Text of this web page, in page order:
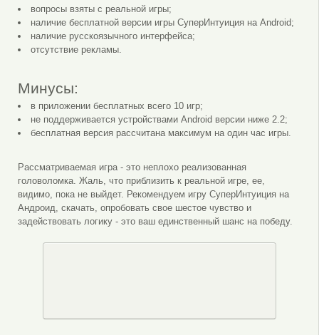
вопросы взяты с реальной игры;
наличие бесплатной версии игры СуперИнтуиция на Android;
наличие русскоязычного интерфейса;
отсутствие рекламы.
Минусы:
в приложении бесплатных всего 10 игр;
не поддерживается устройствами Android версии ниже 2.2;
бесплатная версия рассчитана максимум на один час игры.
Рассматриваемая игра - это неплохо реализованная
головоломка. Жаль, что приблизить к реальной игре, ее,
видимо, пока не выйдет. Рекомендуем игру СуперИнтуиция на
Андроид, скачать, опробовать свое шестое чувство и
задействовать логику - это ваш единственный шанс на победу.